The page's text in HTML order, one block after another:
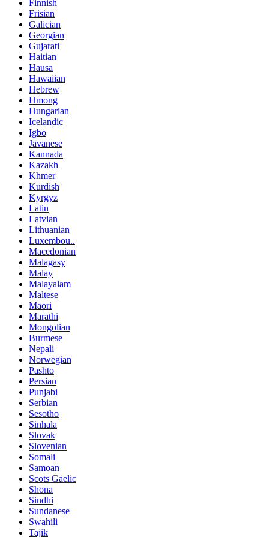
Finnish
Frisian
Galician
Georgian
Gujarati
Haitian
Hausa
Hawaiian
Hebrew
Hmong
Hungarian
Icelandic
Igbo
Javanese
Kannada
Kazakh
Khmer
Kurdish
Kyrgyz
Latin
Latvian
Lithuanian
Luxembou..
Macedonian
Malagasy
Malay
Malayalam
Maltese
Maori
Marathi
Mongolian
Burmese
Nepali
Norwegian
Pashto
Persian
Punjabi
Serbian
Sesotho
Sinhala
Slovak
Slovenian
Somali
Samoan
Scots Gaelic
Shona
Sindhi
Sundanese
Swahili
Tajik